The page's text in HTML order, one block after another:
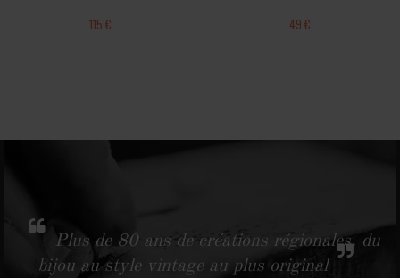
115 € 49 €
Plus de 80 ans de créations régionales, du
bijou au style vintage au plus original